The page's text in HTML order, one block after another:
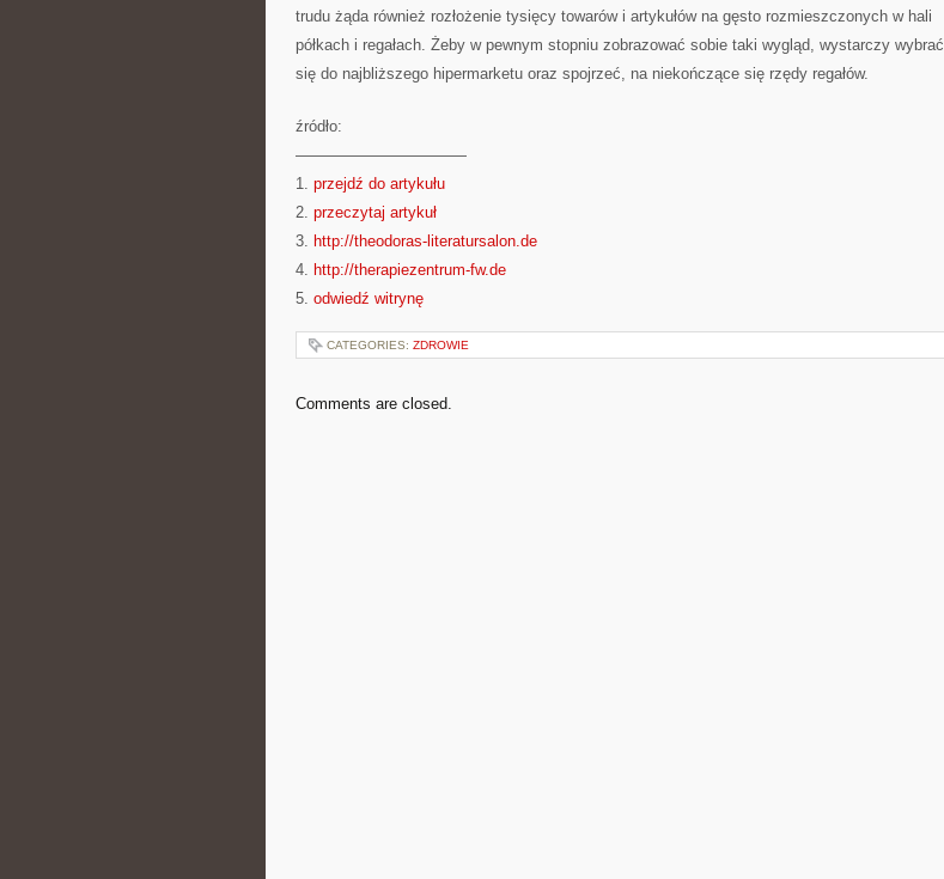
trudu żąda również rozłożenie tysięcy towarów i artykułów na gęsto rozmieszczonych w hali
półkach i regałach. Żeby w pewnym stopniu zobrazować sobie taki wygląd, wystarczy wybrać
się do najbliższego hipermarketu oraz spojrzeć, na niekończące się rzędy regałów.
źródło:
———————————
1. przejdź do artykułu
2. przeczytaj artykuł
3. http://theodoras-literatursalon.de
4. http://therapiezentrum-fw.de
5. odwiedź witrynę
CATEGORIES: ZDROWIE
Comments are closed.